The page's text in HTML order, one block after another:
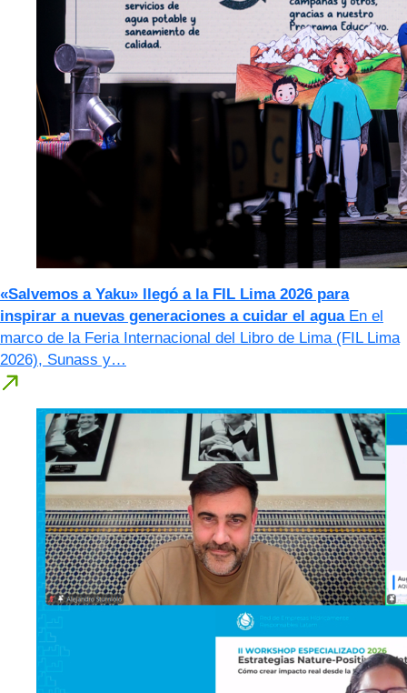
«Salvemos a Yaku» llegó a la FIL Lima 2026 para
inspirar a nuevas generaciones a cuidar el agua En el
marco de la Feria Internacional del Libro de Lima (FIL Lima
2026), Sunass y…